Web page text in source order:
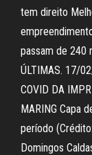
tem direito
passam de 240
ÚLTIMAS. 17/
COVID DA
MARING Capa
período
Domingos